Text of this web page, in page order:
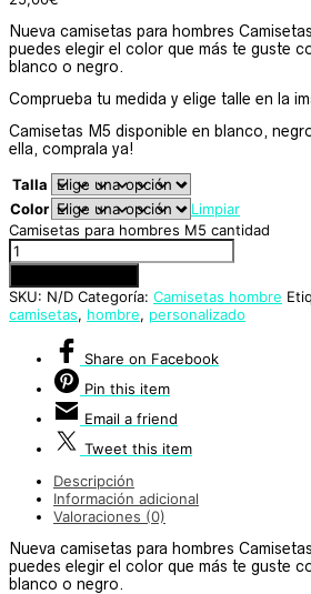
Nueva camisetas para hombres
puedes elegir el color que más te guste
blanco o negro.
Comprueba tu medida y elige talle en la
Camisetas M5 disponible en blanco,
ella, comprala ya!
Talla
Color
Limpiar
Camisetas para hombres M5 cantidad
SKU: N/D Categoría: Camisetas hombre
camisetas, hombre, personalizado
Share on Facebook
Pin this item
Email a friend
Tweet this item
Descripción
Información adicional
Valoraciones (0)
Nueva camisetas para hombres
puedes elegir el color que más te guste
blanco o negro.